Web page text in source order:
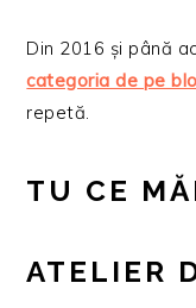
Din 2016 și până
categoria de pe
repetă.
TU CE
ATELIER